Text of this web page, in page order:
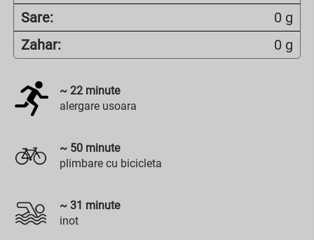
Sare:
0 g
Zahar:
0 g
~ 22 minute
alergare usoara
~ 50 minute
plimbare cu bicicleta
~ 31 minute
inot